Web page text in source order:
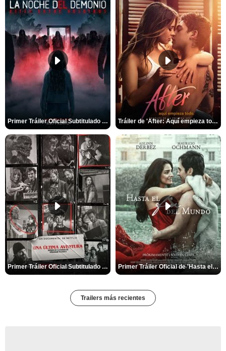
Primer Tráiler Oficial Subtitulado de 'La Noche Del Demonio: Están Entre Nosotros' Tráiler de 'After: Aquí empieza todo'
Primer Tráiler Oficial Subtitulado de 'Una última aventura: Detrás de cámaras de Stranger Things 5' Primer Tráiler Oficial de 'Hasta el fin del mundo'
Trailers más recientes